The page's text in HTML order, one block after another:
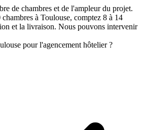
de chambres et de l'ampleur du projet.
à Toulouse, comptez 8 à 14
et la livraison. Nous pouvons intervenir
pour l'agencement hôtelier ?